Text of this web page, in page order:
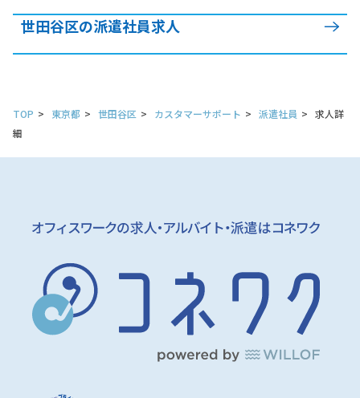
世田谷区の派遣社員求人
TOP 東京都 世田谷区 カスタマーサポート 派遣社員
求人詳
細